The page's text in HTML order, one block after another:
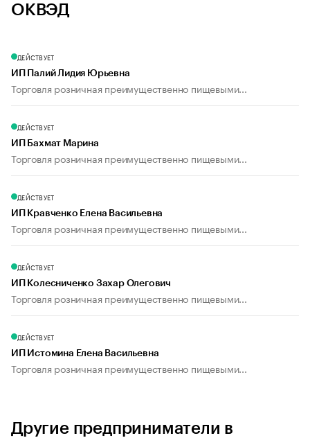
ОКВЭД
ДЕЙСТВУЕТ
ИП Палий Лидия Юрьевна
Торговля розничная преимущественно пищевыми...
ДЕЙСТВУЕТ
ИП Бахмат Марина
Торговля розничная преимущественно пищевыми...
ДЕЙСТВУЕТ
ИП Кравченко Елена Васильевна
Торговля розничная преимущественно пищевыми...
ДЕЙСТВУЕТ
ИП Колесниченко Захар Олегович
Торговля розничная преимущественно пищевыми...
ДЕЙСТВУЕТ
ИП Истомина Елена Васильевна
Торговля розничная преимущественно пищевыми...
Другие предприниматели в